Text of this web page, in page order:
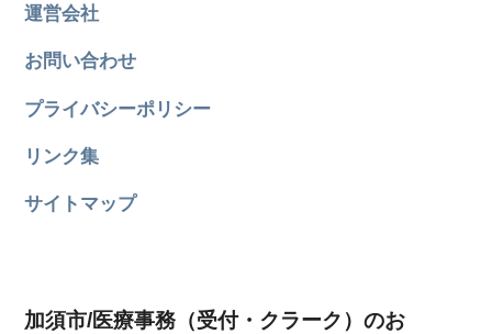
運営会社
お問い合わせ
プライバシーポリシー
リンク集
サイトマップ
加須市/医療事務（受付・クラーク）のお